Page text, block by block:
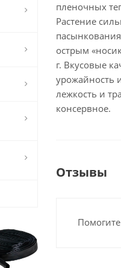
пленочных
Растение
острым
г. Вкусовые
урожайность
лежкость и
консервное.
Отзывы